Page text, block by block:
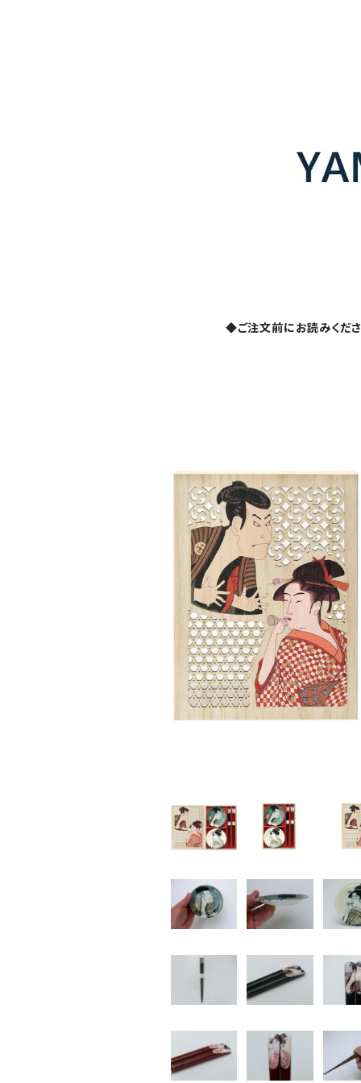
◆ご注文前にお読みくだ